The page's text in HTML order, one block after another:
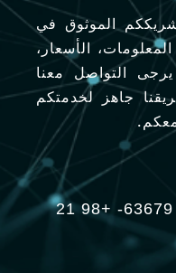
الموثوق في
الأسعار،
التواصل معنا
جاهز لخدمتكم
+98 21 763 63679- +98 21